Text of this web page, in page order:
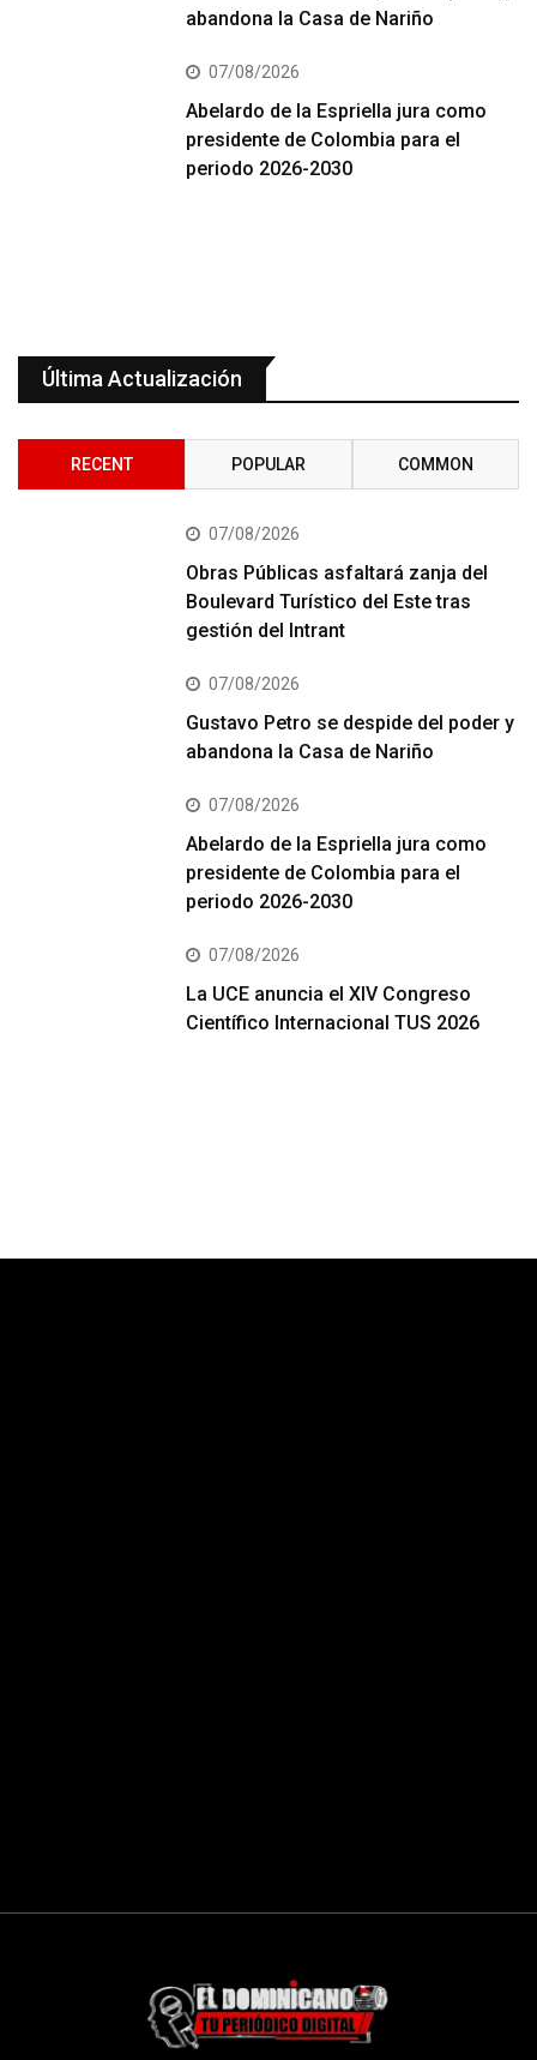
abandona la Casa de Nariño
07/08/2026
Abelardo de la Espriella jura como
presidente de Colombia para el
periodo 2026-2030
Última Actualización
RECENT POPULAR COMMON
07/08/2026
Obras Públicas asfaltará zanja del
Boulevard Turístico del Este tras
gestión del Intrant
07/08/2026
Gustavo Petro se despide del poder y
abandona la Casa de Nariño
07/08/2026
Abelardo de la Espriella jura como
presidente de Colombia para el
periodo 2026-2030
07/08/2026
La UCE anuncia el XIV Congreso
Científico Internacional TUS 2026